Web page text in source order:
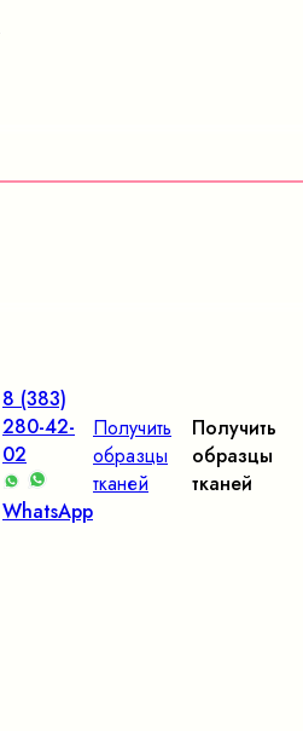
8 (383)
280-42-
02
WhatsApp
Получить
образцы
тканей
Получить
образцы
тканей